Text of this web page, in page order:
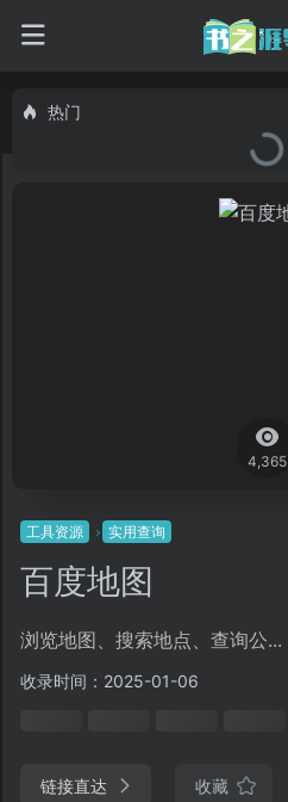
热门
4,365
工具资源 实用查询
百度地图
浏览地图、搜索地点、查询公...
收录时间：2025-01-06
链接直达 收藏